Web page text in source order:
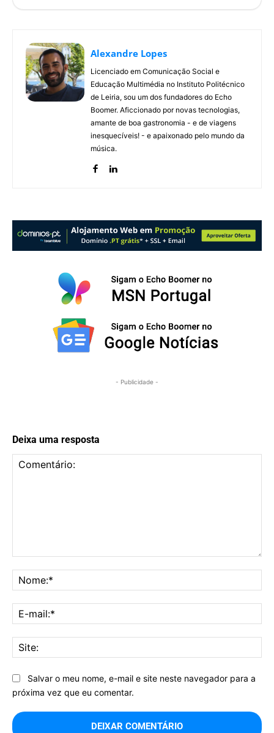
Alexandre Lopes
Licenciado em Comunicação Social e
Educação Multimédia no Instituto Politécnico
de Leiria, sou um dos fundadores do Echo
Boomer. Aficcionado por novas tecnologias,
amante de boa gastronomia - e de viagens
inesquecíveis! - e apaixonado pelo mundo da
música.
- Publicidade -
Deixa uma resposta
Salvar o meu nome, e-mail e site neste navegador para a
próxima vez que eu comentar.